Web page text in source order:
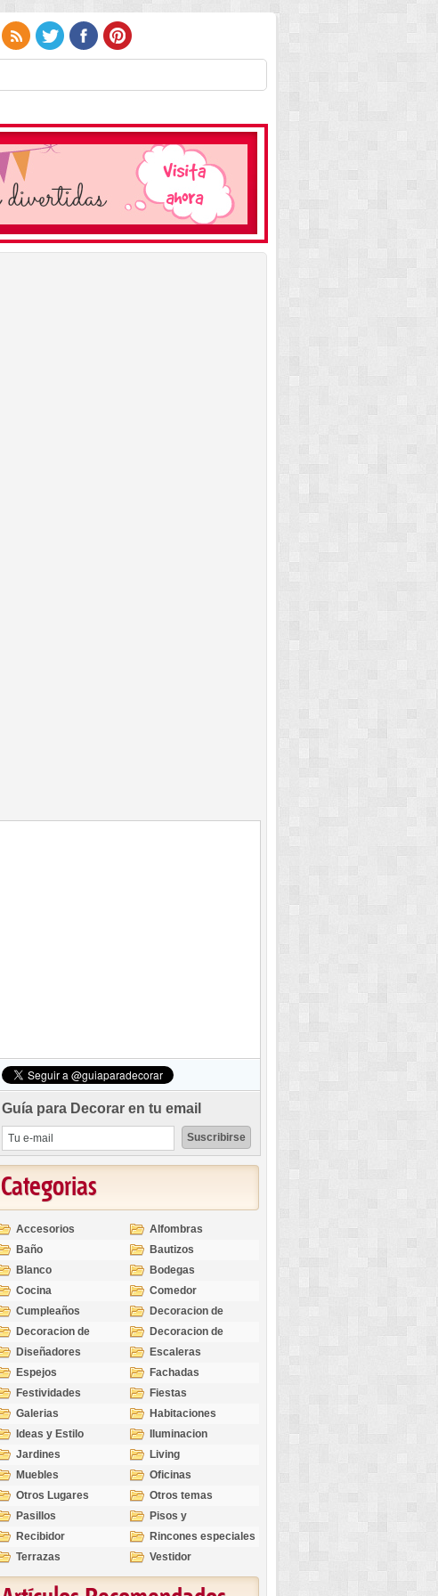
Guía para Decorar en tu email
Categorias
Accesorios
Alfombras
Baño
Bautizos
Blanco
Bodegas
Cocina
Comedor
Cumpleaños
Decoracion de
Exteriores
Decoracion de
Interiores
Decoracion de
Ocasiones
Diseñadores
Escaleras
Espejos
Fachadas
Festividades
Fiestas
Galerias
Habitaciones
Ideas y Estilo
Iluminacion
Jardines
Living
Muebles
Oficinas
Otros Lugares
Otros temas
Pasillos
Pisos y
revestimientos
Recibidor
Rincones especiales
Terrazas
Vestidor